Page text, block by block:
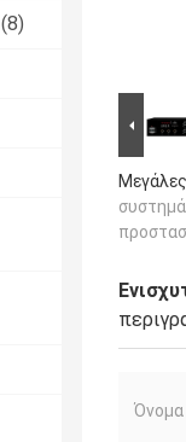
(8)
Όνομα